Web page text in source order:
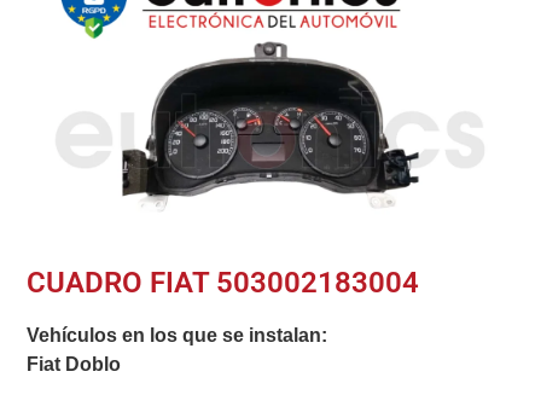
CUADRO FIAT 503002183004
Vehículos en los que se instalan:
Fiat Doblo